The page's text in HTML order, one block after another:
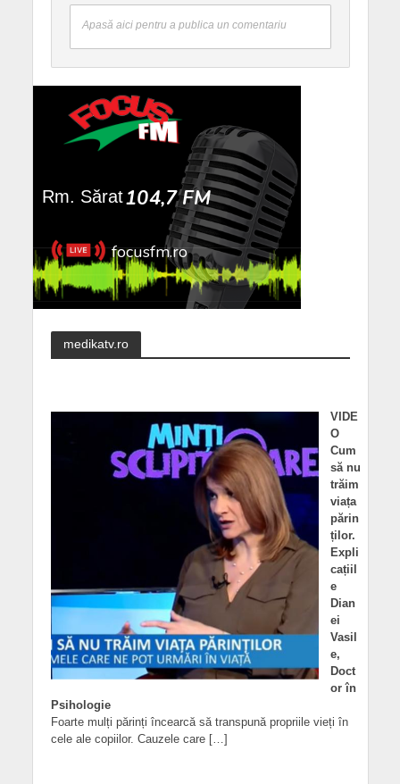
Apasă aici pentru a publica un comentariu
medikatv.ro
VIDE
O
Cum
să nu
trăim
viața
părin
ților.
Expli
cațiil
e
Dian
ei
Vasil
e,
Doct
or în
Psihologie
Foarte mulți părinți încearcă să transpună propriile vieți în
cele ale copiilor. Cauzele care […]